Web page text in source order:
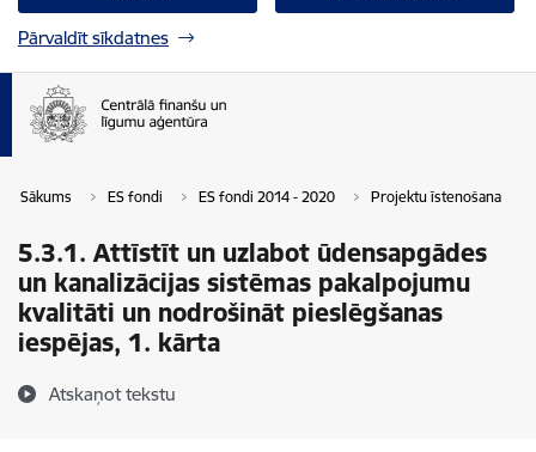
Pārvaldīt sīkdatnes
Sākums ES fondi ES fondi 2014 - 2020 Projektu īstenošana
5.3.1. Attīstīt un uzlabot ūdensapgādes
un kanalizācijas sistēmas pakalpojumu
kvalitāti un nodrošināt pieslēgšanas
iespējas, 1. kārta
Atskaņot tekstu